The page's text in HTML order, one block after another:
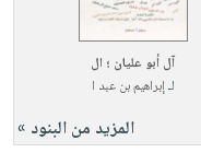
آل أبو عليان ؛ ال
لـإبراهيم بن عبد ا
المزيد من البنود »